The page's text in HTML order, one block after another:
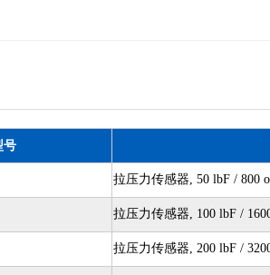
号
拉压力传感器, 50 lbF / 800
拉压力传感器, 100 lbF /
拉压力传感器, 200 lbF /